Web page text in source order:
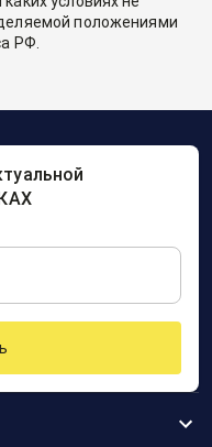
положениями
РФ.